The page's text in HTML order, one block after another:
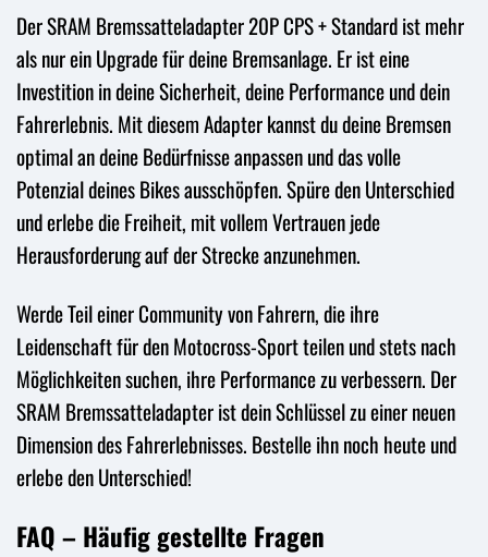
Der SRAM Bremssatteladapter 20P CPS + Standard ist mehr
als nur ein Upgrade für deine Bremsanlage. Er ist eine
Investition in deine Sicherheit, deine Performance und dein
Fahrerlebnis. Mit diesem Adapter kannst du deine Bremsen
optimal an deine Bedürfnisse anpassen und das volle
Potenzial deines Bikes ausschöpfen. Spüre den Unterschied
und erlebe die Freiheit, mit vollem Vertrauen jede
Herausforderung auf der Strecke anzunehmen.
Werde Teil einer Community von Fahrern, die ihre
Leidenschaft für den Motocross-Sport teilen und stets nach
Möglichkeiten suchen, ihre Performance zu verbessern. Der
SRAM Bremssatteladapter ist dein Schlüssel zu einer neuen
Dimension des Fahrerlebnisses. Bestelle ihn noch heute und
erlebe den Unterschied!
FAQ – Häufig gestellte Fragen